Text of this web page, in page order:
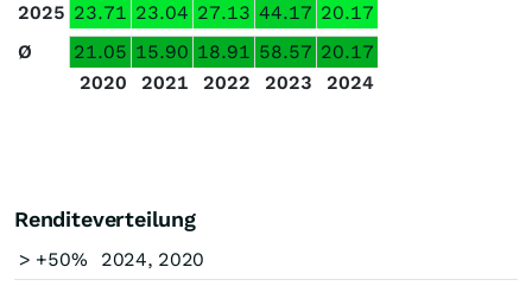
2025 23.71 23.04 27.13 44.17 20.17
Ø
21.05 15.90 18.91 58.57 20.17
2020
2021 2022 2023 2024
Renditeverteilung
> +50%
2024, 2020